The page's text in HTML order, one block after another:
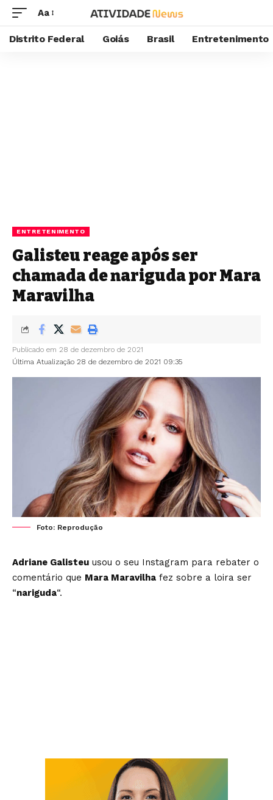
Aa
Distrito Federal Goiás Brasil Entretenimento
ENTRETENIMENTO
Galisteu reage após ser
chamada de nariguda por Mara
Maravilha
Última Atualização 28 de dezembro de 2021 09:35
Publicado em 28 de dezembro de 2021
Foto: Reprodução
Adriane Galisteu usou o seu Instagram para rebater o
comentário que Mara Maravilha fez sobre a loira ser
“nariguda“.